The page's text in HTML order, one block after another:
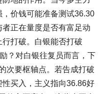
价钱可能准备测试36.30
正在量度是否有富足动
打破。白银能否打破
？对白银往复员而言，下
次要枢轴点。若告成打破
买入，主义指向36.86好